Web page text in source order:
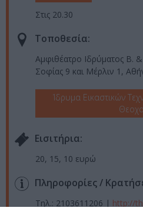
Στις 20.30
Τοποθεσία:
Αμφιθέατρο Ιδρύματος Β.
Σοφίας 9 και Μέρλιν 1,
Ίδρυμα Εικαστικών
Eισιτήρια:
20, 15, 10 ευρώ
Πληροφορίες /
Τηλ.: 2103611206 | http://